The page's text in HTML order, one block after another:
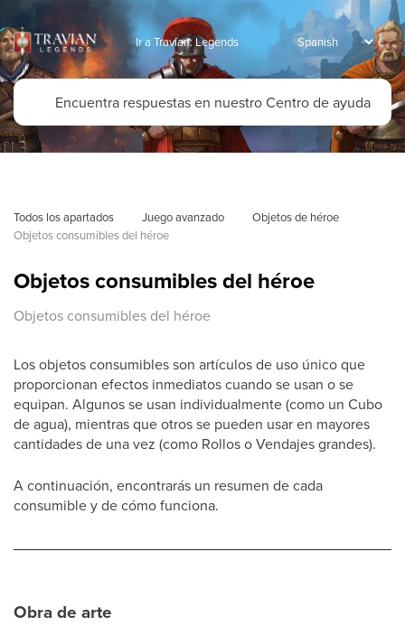
Ir a Travian: Legends
Todos los apartados Juego avanzado
Objetos de héroe
Objetos consumibles del héroe
Objetos consumibles del héroe
Objetos consumibles del héroe
Los objetos consumibles son artículos de uso único que
proporcionan efectos inmediatos cuando se usan o se
equipan. Algunos se usan individualmente (como un Cubo
de agua), mientras que otros se pueden usar en mayores
cantidades de una vez (como Rollos o Vendajes grandes).
A continuación, encontrarás un resumen de cada
consumible y de cómo funciona.
Obra de arte